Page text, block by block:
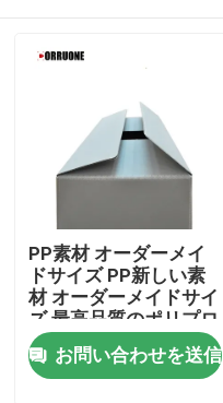
PP素材 オーダーメイ
ドサイズ PP新しい素
材 オーダーメイドサイ
ズ 最高品質のポリプロ
ピレン pp 波紋製 ミツ
バチプラスチック
お問い合わせを送信